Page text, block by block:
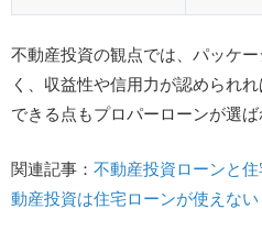
不動産投資の観点では、パッケ
く、収益性や信用力が認められ
できる点もプロパーローンが選ば
関連記事： 不動産投資ローンと
動産投資は住宅ローンが使えない